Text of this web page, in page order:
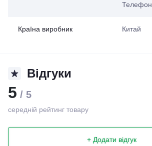
Телефон
Країна виробник Китай
Відгуки
5 / 5
середній рейтинг товару
+ Додати відгук